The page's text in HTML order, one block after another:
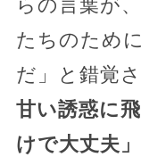
らの言葉が
たちのため
だ」と錯覚
甘い誘惑に
けで大丈夫